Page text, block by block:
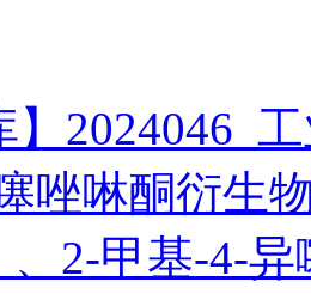
】2024046_
唑啉酮衍生
、2-甲基-4-